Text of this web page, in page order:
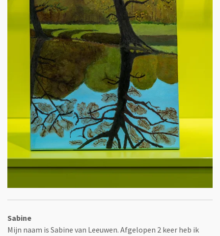
Sabine
Mijn naam is Sabine van Leeuwen. Afgelopen 2 keer heb ik